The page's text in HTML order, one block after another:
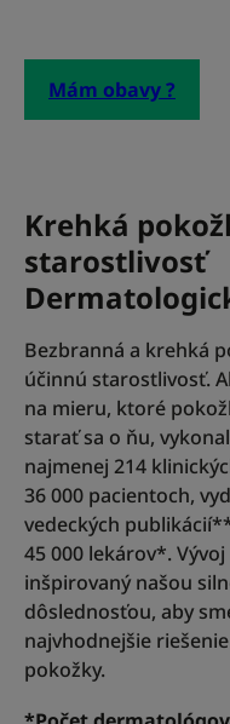
Mám obavy ?
Krehká
starostlivosť
Bezbranná a krehká
účinnú starostlivosť.
na mieru, ktoré
starať sa o ňu,
najmenej 214
36 000 pacientoch,
vedeckých
45 000 lekárov*.
inšpirovaný našou
dôslednosťou, aby
najvhodnejšie
pokožky.